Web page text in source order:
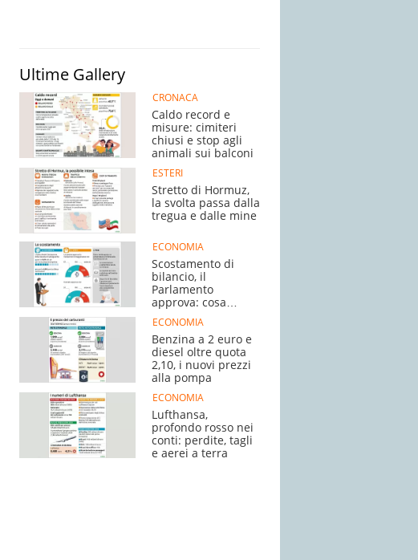
Ultime Gallery
CRONACA
Caldo record e
misure: cimiteri
chiusi e stop agli
animali sui balconi
ESTERI
Stretto di Hormuz,
la svolta passa dalla
tregua e dalle mine
ECONOMIA
Scostamento di
bilancio, il
Parlamento
approva: cosa
succede adesso
ECONOMIA
Benzina a 2 euro e
diesel oltre quota
2,10, i nuovi prezzi
alla pompa
ECONOMIA
Lufthansa,
profondo rosso nei
conti: perdite, tagli
e aerei a terra